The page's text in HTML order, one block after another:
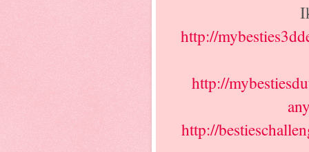
http://
http://
http://